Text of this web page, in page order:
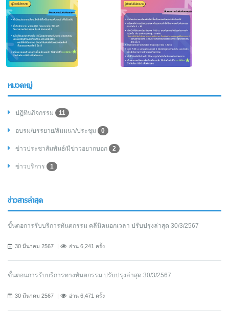
หมวดหมู่
ปฏิทินกิจกรรม 11
อบรม/บรรยาย/สัมมนา/ประชุม 0
ข่าวประชาสัมพันธ์/มีข่าวอยากบอก 2
ข่าวบริการ 1
ข่าวสารล่าสุด
ขั้นตอการรับบริการทันตกรรม คลีนิคนอกเวลา ปรับปรุงล่าสุด 30/3/2567
30 มีนาคม 2567 อ่าน 6,241 ครั้ง
ขั้นตอนการรับบริการทางทันตกรรม ปรับปรุงล่าสุด 30/3/2567
30 มีนาคม 2567 อ่าน 6,471 ครั้ง